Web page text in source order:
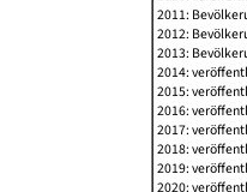
2011:
2012:
2013:
2014:
2015:
2016:
2017:
2018:
2019:
2020: